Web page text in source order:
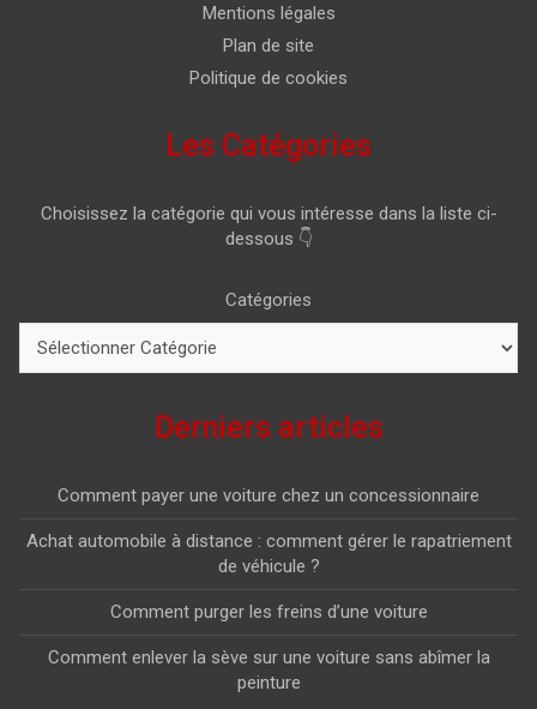
Mentions légales
Plan de site
Politique de cookies
Les Catégories
Choisissez la catégorie qui vous intéresse dans la liste ci-
dessous 👇
Catégories
Derniers articles
Comment payer une voiture chez un concessionnaire
Achat automobile à distance : comment gérer le rapatriement
de véhicule ?
Comment purger les freins d’une voiture
Comment enlever la sève sur une voiture sans abîmer la
peinture